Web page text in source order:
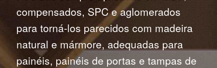
compensados, SPC e aglomerados
para torná-los parecidos com madeira
natural e mármore, adequadas para
painéis, painéis de portas e tampas de